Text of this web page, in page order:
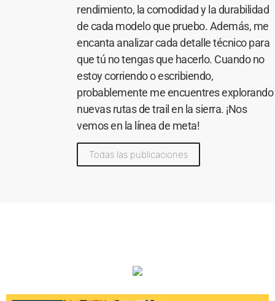
rendimiento, la comodidad y la durabilidad
de cada modelo que pruebo. Además, me
encanta analizar cada detalle técnico para
que tú no tengas que hacerlo. Cuando no
estoy corriendo o escribiendo,
probablemente me encuentres explorando
nuevas rutas de trail en la sierra. ¡Nos
vemos en la línea de meta!
Todas las publicaciones